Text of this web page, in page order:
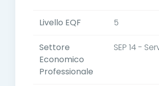
Livello EQF 5
Settore
Economico
Professionale
SEP 14 -